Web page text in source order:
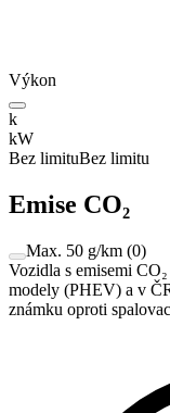
Výkon
k
kW
Bez limituBez limitu
Emise CO₂
Max. 50 g/km (0)
Vozidla s emisemi
modely (PHEV) a v
známku oproti